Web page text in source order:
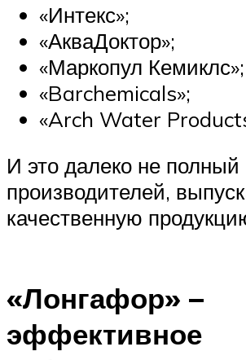
«Интекс»;
«АкваДоктор»;
«Маркопул Кемиклс»;
«Barchemicals»;
«Arch Water
И это далеко не полный
производителей,
качественную
«Лонгафор» –
эффективное